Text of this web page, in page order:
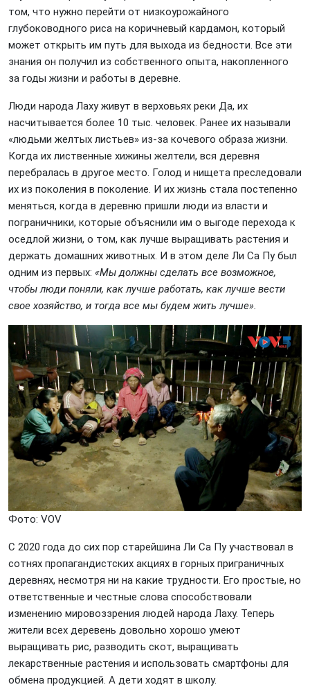
том, что нужно перейти от низкоурожайного
глубоководного риса на коричневый кардамон, который
может открыть им путь для выхода из бедности. Все эти
знания он получил из собственного опыта, накопленного
за годы жизни и работы в деревне.
Люди народа Лаху живут в верховьях реки Да, их
насчитывается более 10 тыс. человек. Ранее их называли
«людьми желтых листьев» из-за кочевого образа жизни.
Когда их лиственные хижины желтели, вся деревня
перебралась в другое место. Голод и нищета преследовали
их из поколения в поколение. И их жизнь стала постепенно
меняться, когда в деревню пришли люди из власти и
пограничники, которые объяснили им о выгоде перехода к
оседлой жизни, о том, как лучше выращивать растения и
держать домашних животных. И в этом деле Ли Са Пу был
одним из первых: «Мы должны сделать все возможное,
чтобы люди поняли, как лучше работать, как лучше вести
свое хозяйство, и тогда все мы будем жить лучше».
Фото: VOV
С 2020 года до сих пор старейшина Ли Са Пу участвовал в
сотнях пропагандистских акциях в горных приграничных
деревнях, несмотря ни на какие трудности. Его простые, но
ответственные и честные слова способствовали
изменению мировоззрения людей народа Лаху. Теперь
жители всех деревень довольно хорошо умеют
выращивать рис, разводить скот, выращивать
лекарственные растения и использовать смартфоны для
обмена продукцией. А дети ходят в школу.